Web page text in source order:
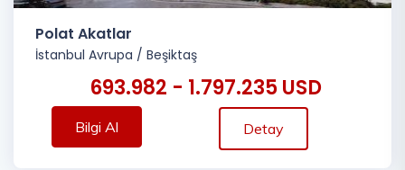
Polat Akatlar
İstanbul Avrupa / Beşiktaş
693.982 - 1.797.235 USD
Bilgi Al Detay